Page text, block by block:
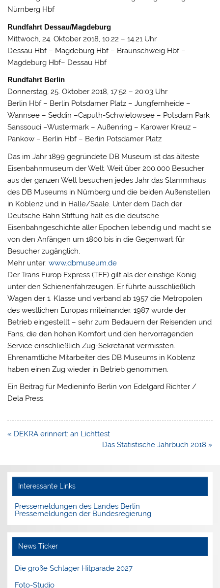
Nürnberg Hbf
Rundfahrt Dessau/Magdeburg
Mittwoch, 24. Oktober 2018, 10.22 – 14.21 Uhr
Dessau Hbf – Magdeburg Hbf – Braunschweig Hbf –
Magdeburg Hbf– Dessau Hbf
Rundfahrt Berlin
Donnerstag, 25. Oktober 2018, 17:52 – 20:03 Uhr
Berlin Hbf – Berlin Potsdamer Platz – Jungfernheide –
Wannsee – Seddin –Caputh-Schwielowsee – Potsdam Park
Sanssouci –Wustermark – Außenring – Karower Kreuz –
Pankow – Berlin Hbf – Berlin Potsdamer Platz
Das im Jahr 1899 gegründete DB Museum ist das älteste
Eisenbahnmuseum der Welt. Weit über 200.000 Besucher
aus der ganzen Welt besuchen jedes Jahr das Stammhaus
des DB Museums in Nürnberg und die beiden Außenstellen
in Koblenz und in Halle/Saale. Unter dem Dach der
Deutsche Bahn Stiftung hält es die deutsche
Eisenbahngeschichte aller Epochen lebendig und macht sie
von den Anfängen um 1800 bis in die Gegenwart für
Besucher zugänglich.
Mehr unter:www.dbmuseum.de
Der Trans Europ Express (TEE) gilt als der einstige König
unter den Schienenfahrzeugen. Er führte ausschließlich
Wagen der 1. Klasse und verband ab 1957 die Metropolen
des westlichen Europas miteinander. 1987 wurde der
Betrieb eingestellt – sehr zum Bedauern der Reisenden und
Fans, die den hohen Komfort und den hervorragenden
Service einschließlich Zug-Sekretariat vermissten.
Ehrenamtliche Mitarbeiter des DB Museums in Koblenz
haben einen Zug wieder in Betrieb genommen.
Ein Beitrag für Medieninfo Berlin von Edelgard Richter /
Dela Press.
Beitragsnavigation
« DEKRA erinnert: an Lichttest
Das Statistische Jahrbuch 2018 »
Interessante Links
Pressemeldungen des Landes Berlin
Pressemeldungen der Bundesregierung
News Ticker
Die große Schlager Hitparade 2027
Foto-Studio